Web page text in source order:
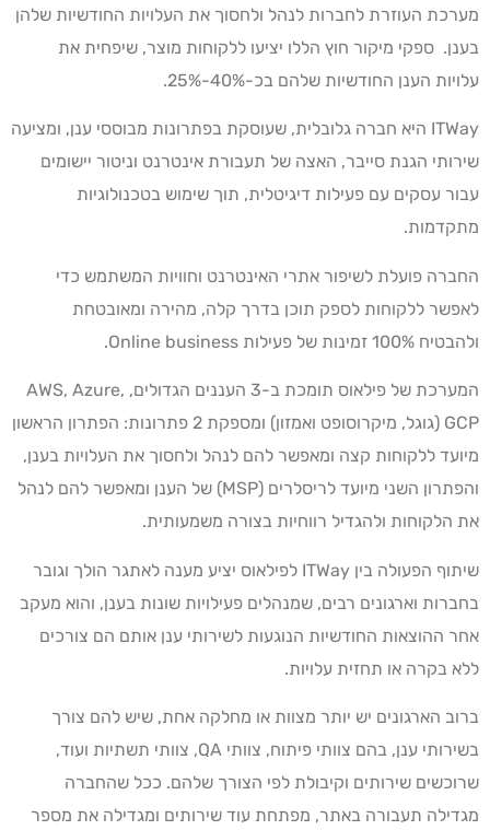
מערכת העוזרת לחברות לנהל ולחסוך את העלויות החודשיות שלהן
בענן. ספקי מיקור חוץ הללו יציעו ללקוחות מוצר, שיפחית את
עלויות הענן החודשיות שלהם בכ-40%-25%.
ITWay היא חברה גלובלית, שעוסקת בפתרונות מבוססי ענן, ומציעה
שירותי הגנת סייבר, האצה של תעבורת אינטרנט וניטור יישומים
עבור עסקים עם פעילות דיגיטלית, תוך שימוש בטכנולוגיות
מתקדמות.
החברה פועלת לשיפור אתרי האינטרנט וחוויות המשתמש כדי
לאפשר ללקוחות לספק תוכן בדרך קלה, מהירה ומאובטחת
ולהבטיח 100% זמינות של פעילות Online business.
המערכת של פילאוס תומכת ב-3 העננים הגדולים, AWS, Azure,
GCP (גוגל, מיקרוסופט ואמזון) ומספקת 2 פתרונות: הפתרון הראשון
מיועד ללקוחות קצה ומאפשר להם לנהל ולחסוך את העלויות בענן,
והפתרון השני מיועד לריסלרים (MSP) של הענן ומאפשר להם לנהל
את הלקוחות ולהגדיל רווחיות בצורה משמעותית.
שיתוף הפעולה בין ITWay לפילאוס יציע מענה לאתגר הולך וגובר
בחברות וארגונים רבים, שמנהלים פעילויות שונות בענן, והוא מעקב
אחר ההוצאות החודשיות הנוגעות לשירותי ענן אותם הם צורכים
ללא בקרה או תחזית עלויות.
ברוב הארגונים יש יותר מצוות או מחלקה אחת, שיש להם צורך
בשירותי ענן, בהם צוותי פיתוח, צוותי QA, צוותי תשתיות ועוד,
שרוכשים שירותים וקיבולת לפי הצורך שלהם. ככל שהחברה
מגדילה תעבורה באתר, מפתחת עוד שירותים ומגדילה את מספר